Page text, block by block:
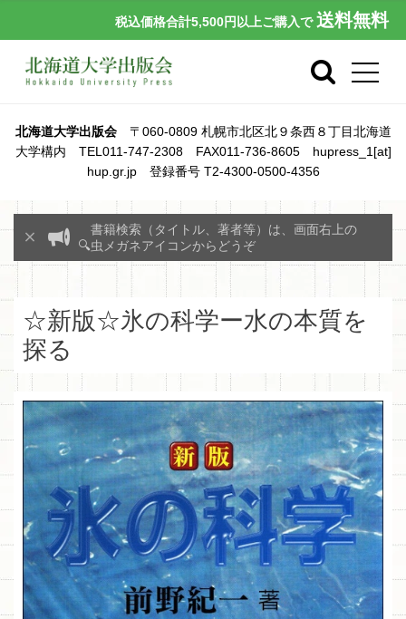
税込価格合計5,500円以上ご購入で 送料無料
北海道大学出版会〒060-0809 札幌市北区北９条西８丁目北海道
大学構内 TEL011-747-2308 FAX011-736-8605 hupress_1[at]
hup.gr.jp 登録番号 T2-4300-0500-4356
書籍検索（タイトル、著者等）は、画面右上の
🔍虫メガネアイコンからどうぞ
☆新版☆氷の科学ー水の本質を
探る